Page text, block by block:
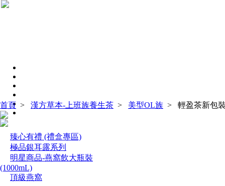
首頁 > 漢方草本-上班族養生茶 > 美型OL族 > 輕盈茶新包
臻心有禮 (禮盒專區)
極品銀耳露系列
明星商品-燕窩飲大瓶裝
(1000mL)
頂級燕窩